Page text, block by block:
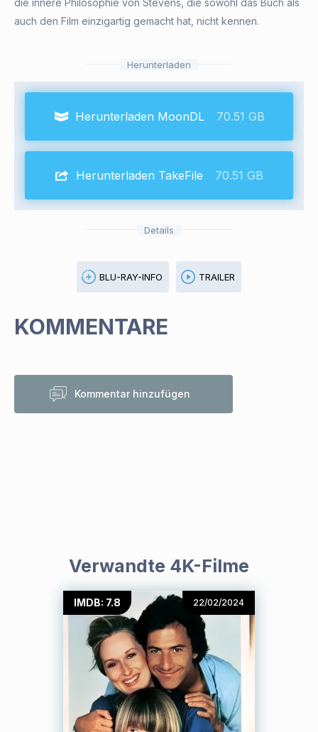
auch den Film einzigartig gemacht hat, nicht kennen.
Herunterladen
Herunterladen MoonDL 70.51 GB
Herunterladen TakeFile 70.51 GB
Details
BLU-RAY-INFO TRAILER
KOMMENTARE
Kommentar hinzufügen
Verwandte 4K-Filme
IMDB: 7.8 22/02/2024